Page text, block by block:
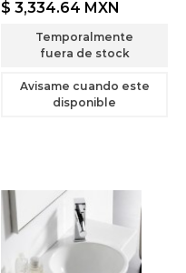
$ 3,334.64 MXN
Temporalmente
fuera de stock
Avisame cuando este
disponible